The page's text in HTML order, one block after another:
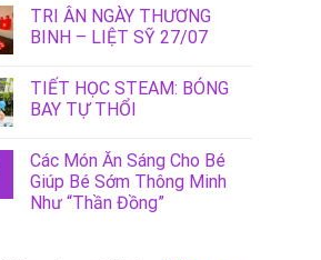
TRI ÂN NGÀY THƯƠNG
BINH – LIỆT SỸ 27/07
TIẾT HỌC STEAM: BÓNG
BAY TỰ THỔI
Các Món Ăn Sáng Cho Bé
Giúp Bé Sớm Thông Minh
Như “Thần Đồng”